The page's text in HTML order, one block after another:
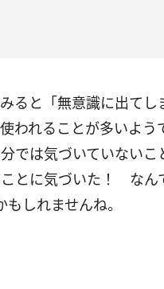
ると「無意識に出て
われることが多いよ
では気づいていない
とに気づいた！ なん
しれませんね。